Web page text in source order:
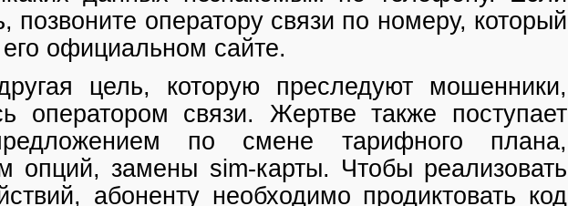
позвоните оператору связи по номеру, который
официальном сайте.
цель, которую преследуют мошенники,
оператором связи. Жертве также поступает
по смене тарифного плана,
опций, замены sim-карты. Чтобы реализовать
абоненту необходимо продиктовать код